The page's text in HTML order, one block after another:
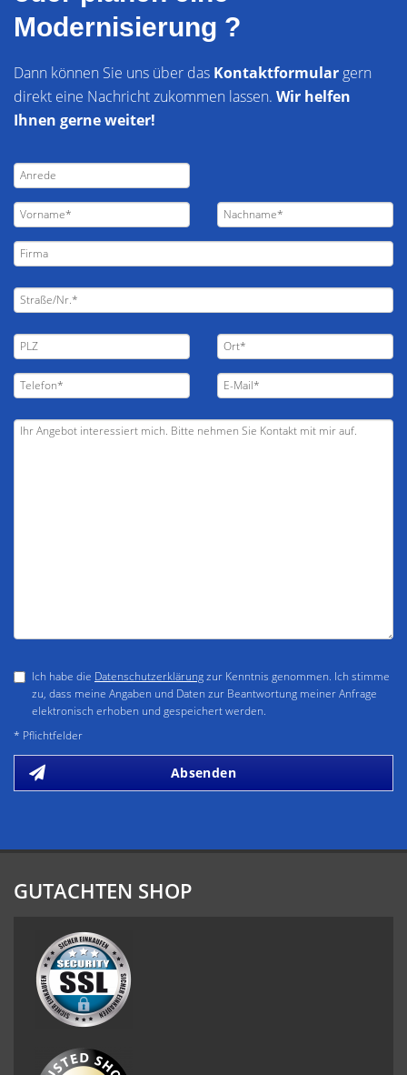
Modernisierung ?
Dann können Sie uns über das Kontaktformular gern
direkt eine Nachricht zukommen lassen. Wir helfen
Ihnen gerne weiter!
Ich habe die Datenschutzerklärungzur Kenntnis genommen. Ich stimme
zu, dass meine Angaben und Daten zur Beantwortung meiner Anfrage
elektronisch erhoben und gespeichert werden.
* Pflichtfelder
Absenden
GUTACHTEN SHOP